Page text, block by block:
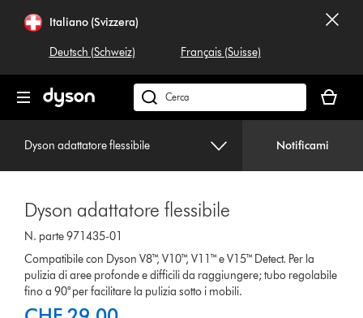
navigazioneItaliano (Svizzera)
Deutsch (Schweiz) Français (Suisse)
Cerca
su
dyson.ch
carrello
è
Dyson adattatore flessibile Notificami
Dyson adattatore flessibile
N. parte 971435-01
Compatibile con Dyson V8™, V10™, V11™ e V15™ Detect. Per la
pulizia di aree profonde e difficili da raggiungere; tubo regolabile
fino a 90° per facilitare la pulizia sotto i mobili.